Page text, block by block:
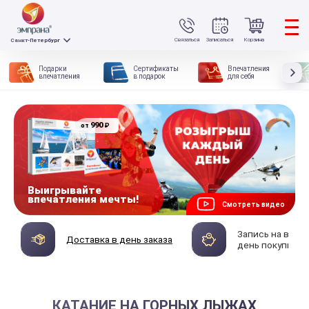
Связаться
Санкт-Петербург Записаться Корзина
Подарки
впечатления
Сертификаты
в подарок
Впечатления
для себя
Смотреть видео
от 990₽
Выигрывайте
впечатления мечты!
Доставка в день заказа
Запись на
день покупки